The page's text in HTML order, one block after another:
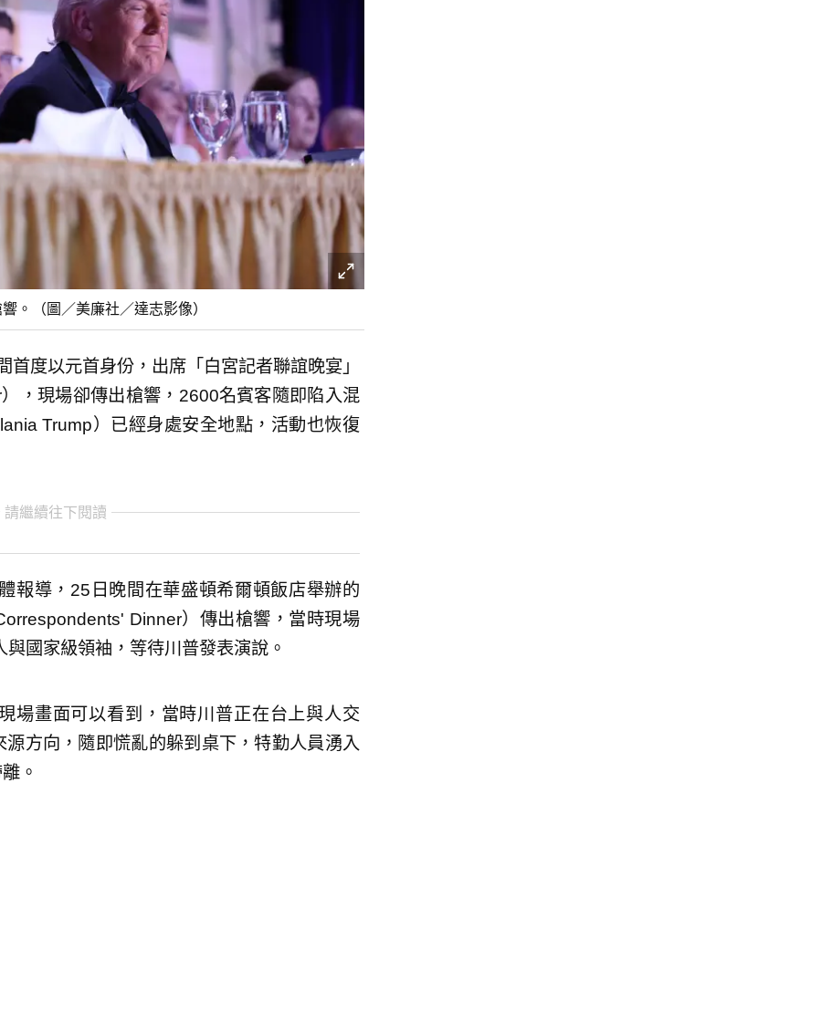
。（圖／美廉社／達志影像）
度以元首身份，出席「白宮記者聯誼晚宴」
，現場卻傳出槍響，2600名賓客隨即陷入混
Trump）已經身處安全地點，活動也恢復
請繼續往下閱讀
報導，25日晚間在華盛頓希爾頓飯店舉辦的
Dinner）傳出槍響，當時現場
國家級領袖，等待川普發表演說。
場畫面可以看到，當時川普正在台上與人交
方向，隨即慌亂的躲到桌下，特勤人員湧入
。